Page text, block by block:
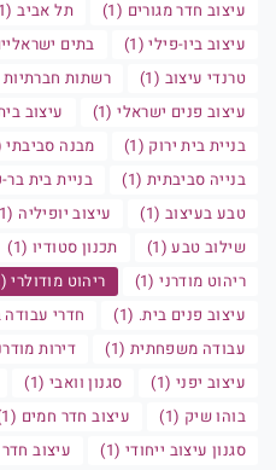
עיצוב חדר מגורים (1) תל אביב (1)
עיצוב ביו-פילי (1)
בתים
טרנדי עיצוב (1)
רשתות חברתיות
עיצוב פנים ישראלי (1)
עיצוב
בניית בית ירוק (1)
מבנה סביבתי
בנייה סביבתית (1)
בניית בית בר-
טבע בעיצוב (1)
עיצוב יופיליה (1)
שילוב טבע (1)
תכנון סטודיו (1)
ריהוט מודרני (1)
ריהוט מודולרי (2)
עיצוב פנים בית. (1)
חדרי עבודה
עבודה משפחתית (1)
דירות
עיצוב יפני (1)
סגנון וואבי (1)
בוהו שיק (1)
עיצוב חדר חמים (1)
סגנון עיצוב ייחודי (1)
עיצוב חדר